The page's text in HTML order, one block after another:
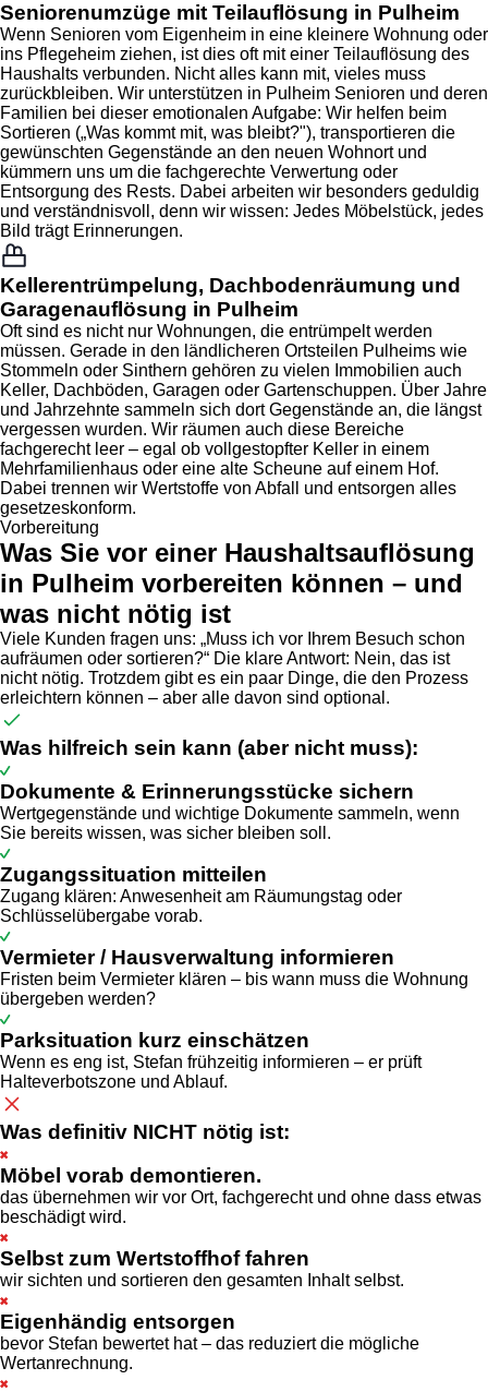
Seniorenumzüge mit Teilauflösung in Pulheim
Wenn Senioren vom Eigenheim in eine kleinere Wohnung oder
ins Pflegeheim ziehen, ist dies oft mit einer Teilauflösung des
Haushalts verbunden. Nicht alles kann mit, vieles muss
zurückbleiben. Wir unterstützen in Pulheim Senioren und deren
Familien bei dieser emotionalen Aufgabe: Wir helfen beim
Sortieren („Was kommt mit, was bleibt?"), transportieren die
gewünschten Gegenstände an den neuen Wohnort und
kümmern uns um die fachgerechte Verwertung oder
Entsorgung des Rests. Dabei arbeiten wir besonders geduldig
und verständnisvoll, denn wir wissen: Jedes Möbelstück, jedes
Bild trägt Erinnerungen.
Kellerentrümpelung, Dachbodenräumung und
Garagenauflösung in Pulheim
Oft sind es nicht nur Wohnungen, die entrümpelt werden
müssen. Gerade in den ländlicheren Ortsteilen Pulheims wie
Stommeln oder Sinthern gehören zu vielen Immobilien auch
Keller, Dachböden, Garagen oder Gartenschuppen. Über Jahre
und Jahrzehnte sammeln sich dort Gegenstände an, die längst
vergessen wurden. Wir räumen auch diese Bereiche
fachgerecht leer – egal ob vollgestopfter Keller in einem
Mehrfamilienhaus oder eine alte Scheune auf einem Hof.
Dabei trennen wir Wertstoffe von Abfall und entsorgen alles
gesetzeskonform.
Vorbereitung
Was Sie vor einer Haushaltsauflösung
in Pulheim vorbereiten können – und
was nicht nötig ist
Viele Kunden fragen uns: „Muss ich vor Ihrem Besuch schon
aufräumen oder sortieren?“ Die klare Antwort: Nein, das ist
nicht nötig. Trotzdem gibt es ein paar Dinge, die den Prozess
erleichtern können – aber alle davon sind optional.
Was hilfreich sein kann (aber nicht muss):
Dokumente & Erinnerungsstücke sichern
Wertgegenstände und wichtige Dokumente sammeln, wenn
Sie bereits wissen, was sicher bleiben soll.
Zugangssituation mitteilen
Zugang klären: Anwesenheit am Räumungstag oder
Schlüsselübergabe vorab.
Vermieter / Hausverwaltung informieren
Fristen beim Vermieter klären – bis wann muss die Wohnung
übergeben werden?
Parksituation kurz einschätzen
Wenn es eng ist, Stefan frühzeitig informieren – er prüft
Halteverbotszone und Ablauf.
Was definitiv NICHT nötig ist:
Möbel vorab demontieren.
das übernehmen wir vor Ort, fachgerecht und ohne dass etwas
beschädigt wird.
Selbst zum Wertstoffhof fahren
wir sichten und sortieren den gesamten Inhalt selbst.
Eigenhändig entsorgen
bevor Stefan bewertet hat – das reduziert die mögliche
Wertanrechnung.